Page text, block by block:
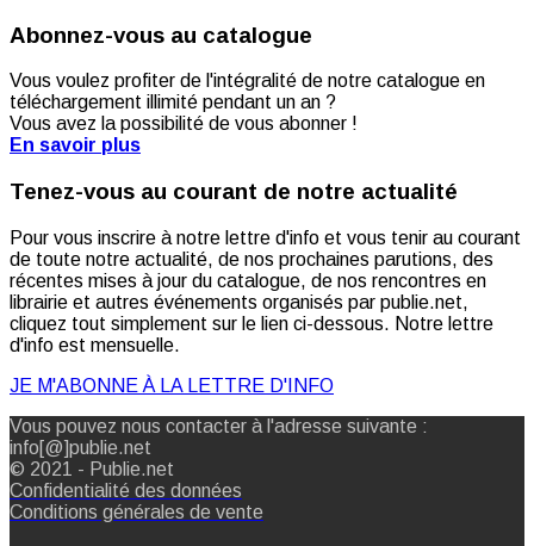
Abonnez-vous au catalogue
Vous voulez profiter de l'intégralité de notre catalogue en
téléchargement illimité pendant un an ?
Vous avez la possibilité de vous abonner !
En savoir plus
Tenez-vous au courant de notre actualité
Pour vous inscrire à notre lettre d'info et vous tenir au courant
de toute notre actualité, de nos prochaines parutions, des
récentes mises à jour du catalogue, de nos rencontres en
librairie et autres événements organisés par publie.net,
cliquez tout simplement sur le lien ci-dessous. Notre lettre
d'info est mensuelle.
JE M'ABONNE À LA LETTRE D'INFO
Vous pouvez nous contacter à l'adresse suivante :
info[@]publie.net
© 2021 - Publie.net
Confidentialité des données
Conditions générales de vente